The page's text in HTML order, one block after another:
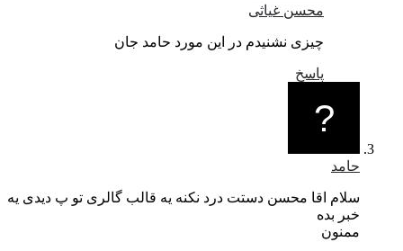
محسن غیاثی
چیزی نشنیدم در این مورد حامد جان
سلام اقا محسن دستت درد نکنه یه قالب گالری تو پ دیدی یه
خبر بده
ممنون